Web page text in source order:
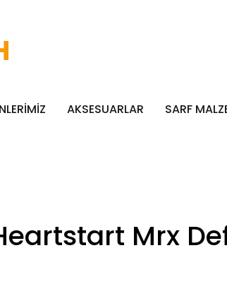
AKSESUARLAR SARF
Mrx